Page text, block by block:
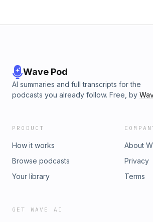
Wave Pod
AI summaries and full transcripts for the
podcasts you already follow. Free, by
PRODUCT
How it works
Browse podcasts
Your library
About
Privacy
Terms
GET WAVE AI